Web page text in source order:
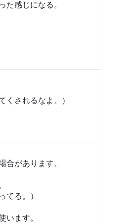
た感じになる。
くされるなよ。）
合があります。
てる。）
います。